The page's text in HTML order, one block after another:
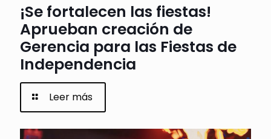
¡Se fortalecen las fiestas!
Aprueban creación de
Gerencia para las Fiestas de
Independencia
Leer más